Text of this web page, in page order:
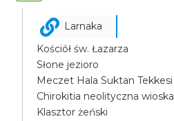
Larnaka
Kościół św. Łazarza
Słone jezioro
Meczet Hala Suktan Tekkesi
Chirokitia neolityczna wioska
Klasztor żeński